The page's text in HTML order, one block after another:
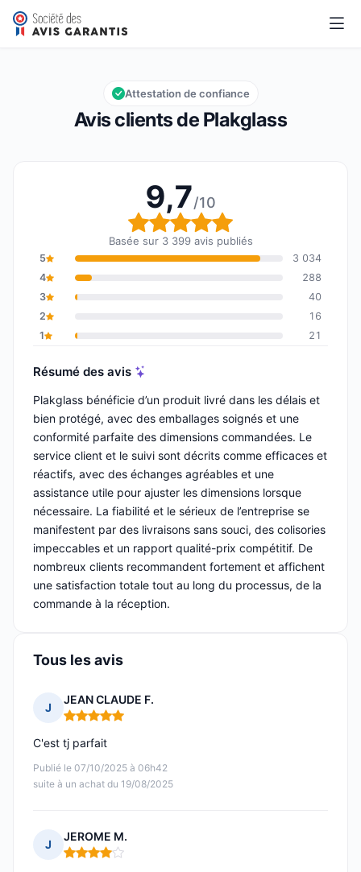
Plakglass
Note globale : 9,7 sur 10
9,7/10
Avis clients de Plakglass
Attestation de confiance
9,7/10
Note globale : 9,7 sur
Basée sur 3 399 avis publiés
5
3 034
4
288
3
40
2
16
1
21
Résumé des avis
Plakglass bénéficie d’un produit livré dans les délais et
bien protégé, avec des emballages soignés et une
conformité parfaite des dimensions commandées. Le
service client et le suivi sont décrits comme efficaces et
réactifs, avec des échanges agréables et une
assistance utile pour ajuster les dimensions lorsque
nécessaire. La fiabilité et le sérieux de l’entreprise se
manifestent par des livraisons sans souci, des colisories
impeccables et un rapport qualité-prix compétitif. De
nombreux clients recommandent fortement et affichent
une satisfaction totale tout au long du processus, de la
commande à la réception.
Tous les avis
J
JEAN CLAUDE F.
Note : 5 sur 5
Publié le 07/10/2025 à 06h42
suite à un achat du 19/08/2025
C'est tj parfait
J
JEROME M.
Note : 4 sur 5